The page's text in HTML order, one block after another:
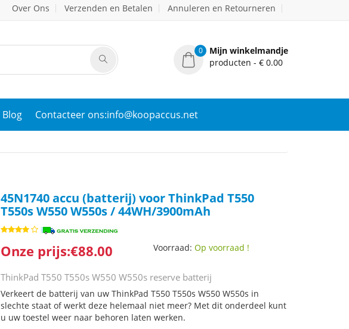
Over Ons Verzenden en Betalen Annuleren en Retourneren
0
Mijn winkelmandje
producten - € 0.00
Blog Contacteer ons:info@koopaccus.net
45N1740 accu (batterij) voor ThinkPad T550
T550s W550 W550s / 44WH/3900mAh
Onze prijs:€88.00 Voorraad:Op voorraad !
ThinkPad T550 T550s W550 W550s reserve batterij
Verkeert de batterij van uw ThinkPad T550 T550s W550 W550s in
slechte staat of werkt deze helemaal niet meer? Met dit onderdeel kunt
u uw toestel weer naar behoren laten werken.